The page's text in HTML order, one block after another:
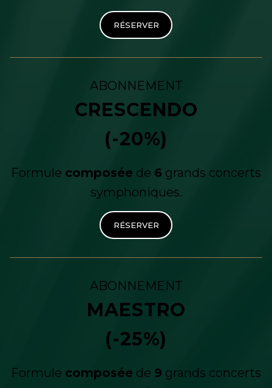
RÉSERVER
ABONNEMENT
CRESCENDO
(-20%)
Formule composée de 6 grands concerts
symphoniques.
RÉSERVER
ABONNEMENT
MAESTRO
(-25%)
Formule composée de 9 grands concerts